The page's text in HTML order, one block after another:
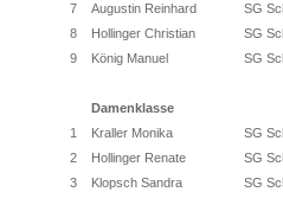
7
Augustin Reinhard
SG
8
Hollinger Christian
SG
9
König Manuel SG
Damenklasse
1
Kraller Monika
SG
2
Hollinger Renate
SG
3
Klopsch Sandra SG